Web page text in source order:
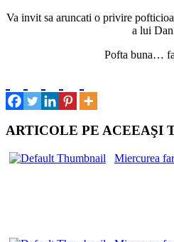
Va invit sa aruncati o privire
a lui
Pofta buna…
ARTICOLE PE ACEEAŞI
Miercurea